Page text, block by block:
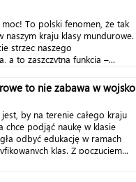
To polski fenomen, że tak
naszym kraju klasy mundurowe.
strzec naszego
a to zaszczytna funkcja –...
to nie zabawa w wojsko
by na terenie całego kraju
chce podjąć naukę w klasie
odbyć edukację w ramach
klas. Z poczuciem...